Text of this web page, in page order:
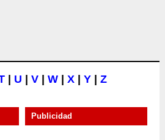
U V W X Y Z
Publicidad